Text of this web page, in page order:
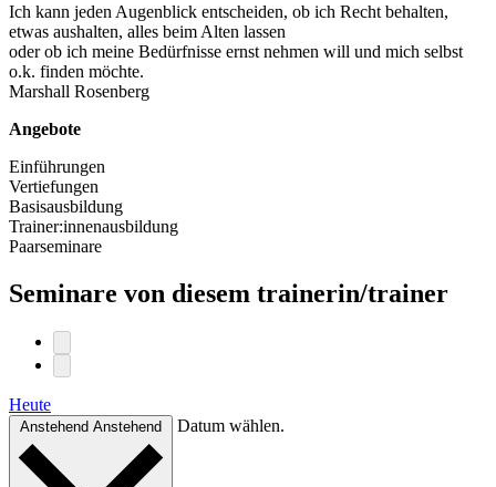
Ich kann jeden Augenblick entscheiden, ob ich Recht behalten,
etwas aushalten, alles beim Alten lassen
oder ob ich meine Bedürfnisse ernst nehmen will und mich selbst
o.k. finden möchte.
Marshall Rosenberg
Angebote
Einführungen
Vertiefungen
Basisausbildung
Trainer:innenausbildung
Paarseminare
Seminare von diesem trainerin/trainer
Heute
Anstehend Anstehend Datum wählen.